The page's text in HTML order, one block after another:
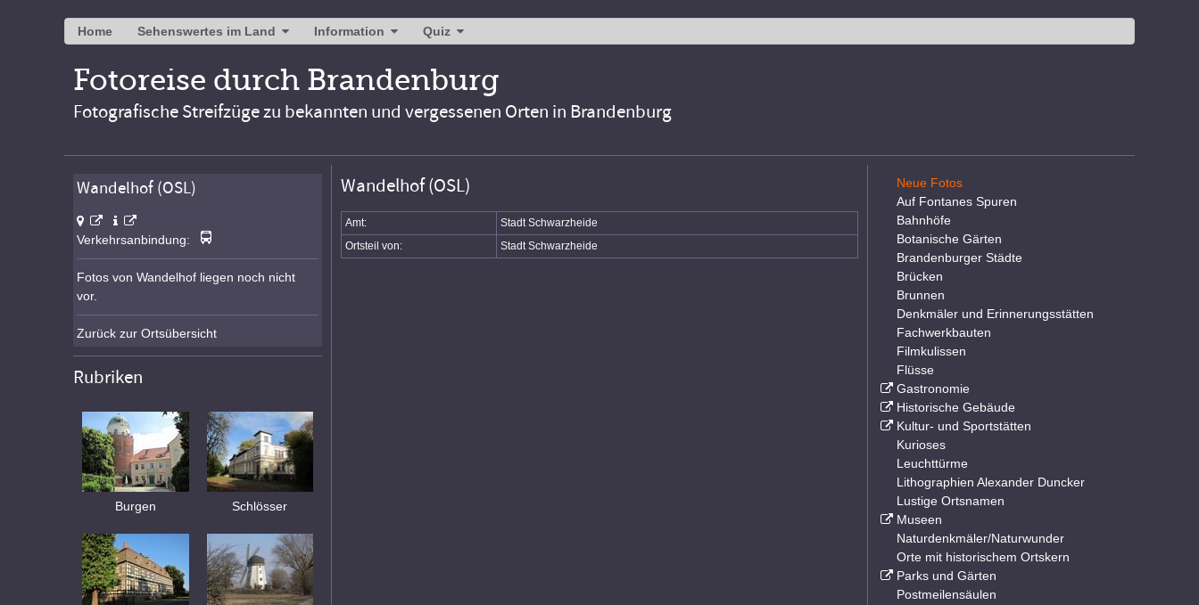
Home Sehenswertes im Land Information Quiz
Fotoreise durch Brandenburg
Fotografische Streifzüge zu bekannten und vergessenen Orten in Brandenburg
Wandelhof (OSL)
Amt:
Stadt Schwarzheide
Ortsteil von:
Stadt Schwarzheide
Wandelhof (OSL)
Verkehrsanbindung:
Fotos von Wandelhof liegen noch nicht
vor.
Zurück zur Ortsübersicht
Rubriken
Burgen Schlösser
Neue Fotos
Auf Fontanes Spuren
Bahnhöfe
Botanische Gärten
Brandenburger Städte
Brücken
Brunnen
Denkmäler und Erinnerungsstätten
Fachwerkbauten
Filmkulissen
Flüsse
Gastronomie
Historische Gebäude
Kultur- und Sportstätten
Kurioses
Leuchttürme
Lithographien Alexander Duncker
Lustige Ortsnamen
Museen
Naturdenkmäler/Naturwunder
Orte mit historischem Ortskern
Parks und Gärten
Postmeilensäulen